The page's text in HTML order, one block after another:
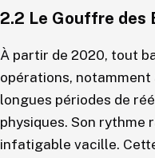
2.2 Le Gouffre des
À partir de 2020, tout
opérations, notamment
longues périodes de
physiques. Son rythme
infatigable vacille.